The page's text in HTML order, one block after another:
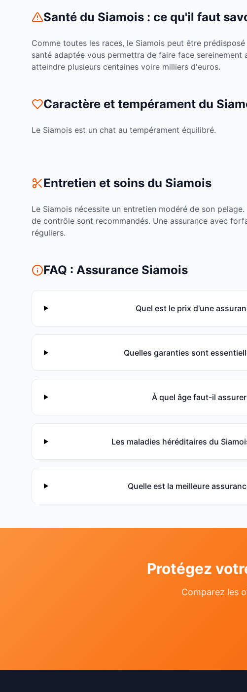
Santé du Siamois : ce qu'il faut
Comme toutes les races, le Siamois peut être
santé adaptée vous permettra de faire face
atteindre plusieurs centaines voire milliers d'euros.
Caractère et tempérament du
Le Siamois est un chat au tempérament équilibré.
Entretien et soins du Siamois
Le Siamois nécessite un entretien modéré de son
de contrôle sont recommandés. Une assurance avec
réguliers.
FAQ : Assurance Siamois
Quel est le prix d'une
Quelles garanties sont
À quel âge faut-il
Les maladies héréditaires du
Quelle est la meilleure
Protégez
Comparez les